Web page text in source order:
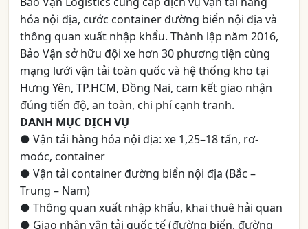
hóa nội địa, cước container đường biển nội địa và
thông quan xuất nhập khẩu. Thành lập năm 2016,
Bảo Vận sở hữu đội xe hơn 30 phương tiện cùng
mạng lưới vận tải toàn quốc và hệ thống kho tại
Hưng Yên, TP.HCM, Đồng Nai, cam kết giao nhận
đúng tiến độ, an toàn, chi phí cạnh tranh.
DANH MỤC DỊCH VỤ
● Vận tải hàng hóa nội địa: xe 1,25–18 tấn, rơ-
moóc, container
● Vận tải container đường biển nội địa (Bắc –
Trung – Nam)
● Thông quan xuất nhập khẩu, khai thuê hải quan
● Giao nhận vận tải quốc tế (đường biển, đường